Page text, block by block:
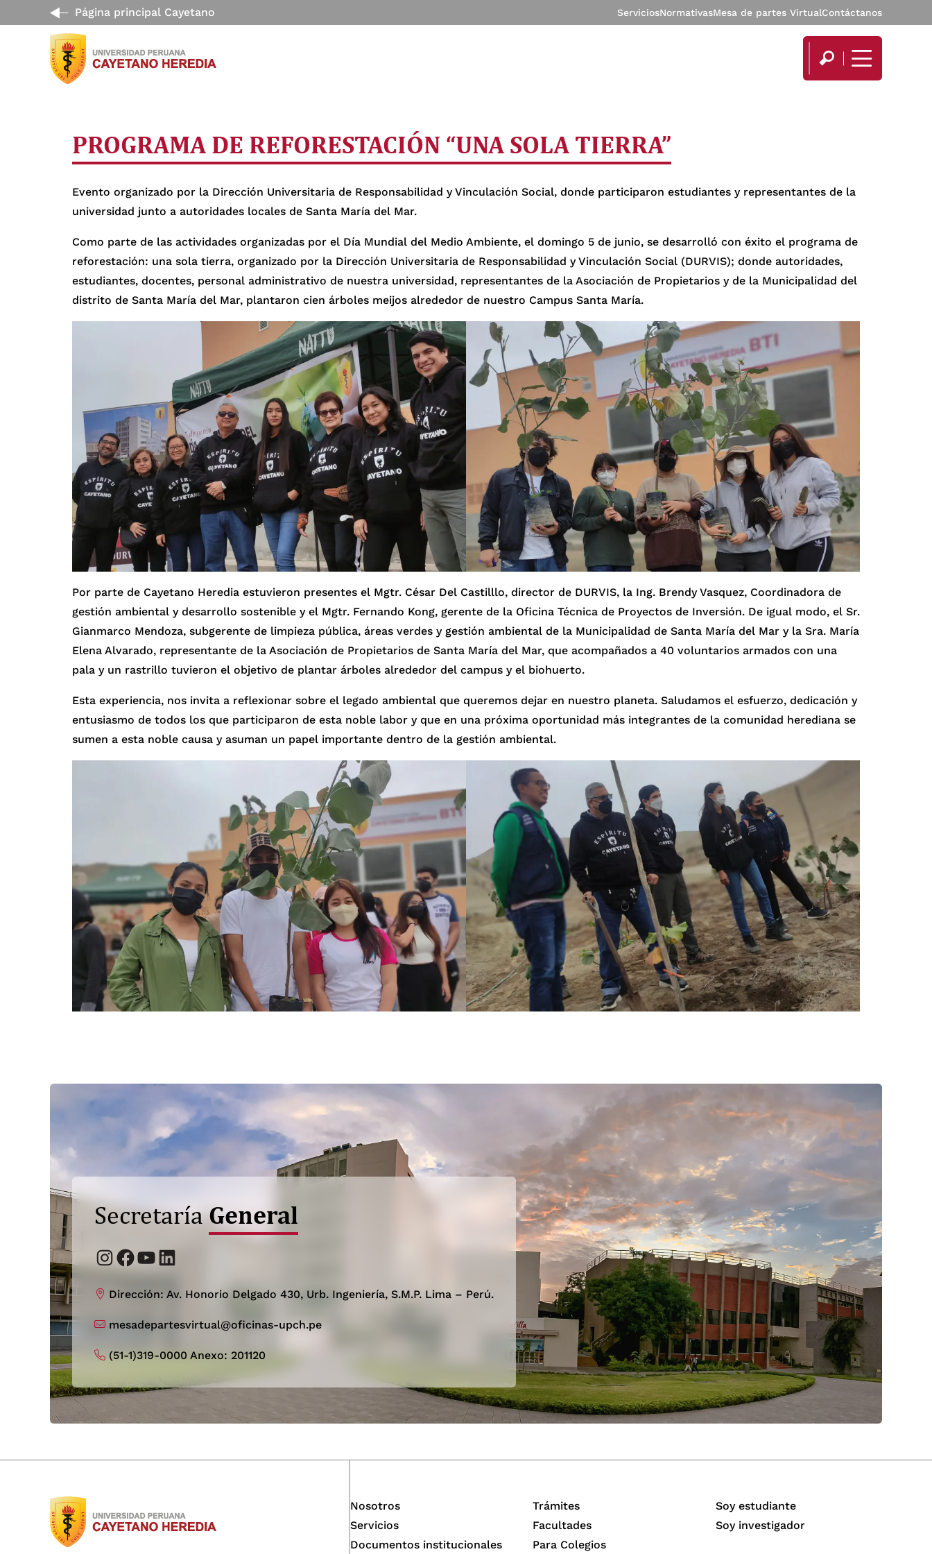
Página principal Cayetano ServiciosNormativasMesa de partes VirtualContáctanos
PROGRAMA DE REFORESTACIÓN “UNA SOLA TIERRA”
Evento organizado por la Dirección Universitaria de Responsabilidad y Vinculación Social, donde participaron estudiantes y representantes de la
universidad junto a autoridades locales de Santa María del Mar.
Como parte de las actividades organizadas por el Día Mundial del Medio Ambiente, el domingo 5 de junio, se desarrolló con éxito el programa de
reforestación: una sola tierra, organizado por la Dirección Universitaria de Responsabilidad y Vinculación Social (DURVIS); donde autoridades,
estudiantes, docentes, personal administrativo de nuestra universidad, representantes de la Asociación de Propietarios y de la Municipalidad del
distrito de Santa María del Mar, plantaron cien árboles meijos alrededor de nuestro Campus Santa María.
Por parte de Cayetano Heredia estuvieron presentes el Mgtr. César Del Castilllo, director de DURVIS, la Ing. Brendy Vasquez, Coordinadora de
gestión ambiental y desarrollo sostenible y el Mgtr. Fernando Kong, gerente de la Oficina Técnica de Proyectos de Inversión. De igual modo, el Sr.
Gianmarco Mendoza, subgerente de limpieza pública, áreas verdes y gestión ambiental de la Municipalidad de Santa María del Mar y la Sra. María
Elena Alvarado, representante de la Asociación de Propietarios de Santa María del Mar, que acompañados a 40 voluntarios armados con una
pala y un rastrillo tuvieron el objetivo de plantar árboles alrededor del campus y el biohuerto.
Esta experiencia, nos invita a reflexionar sobre el legado ambiental que queremos dejar en nuestro planeta. Saludamos el esfuerzo, dedicación y
entusiasmo de todos los que participaron de esta noble labor y que en una próxima oportunidad más integrantes de la comunidad herediana se
sumen a esta noble causa y asuman un papel importante dentro de la gestión ambiental.
SecretaríaGeneral
Instagram
Facebook
YouTube
LinkedIn
Dirección: Av. Honorio Delgado 430, Urb. Ingeniería, S.M.P. Lima – Perú.
mesadepartesvirtual@oficinas-upch.pe
(51-1)319-0000 Anexo: 201120
Nosotros
Servicios
Documentos institucionales
Trámites
Facultades
Para Colegios
Soy estudiante
Soy investigador